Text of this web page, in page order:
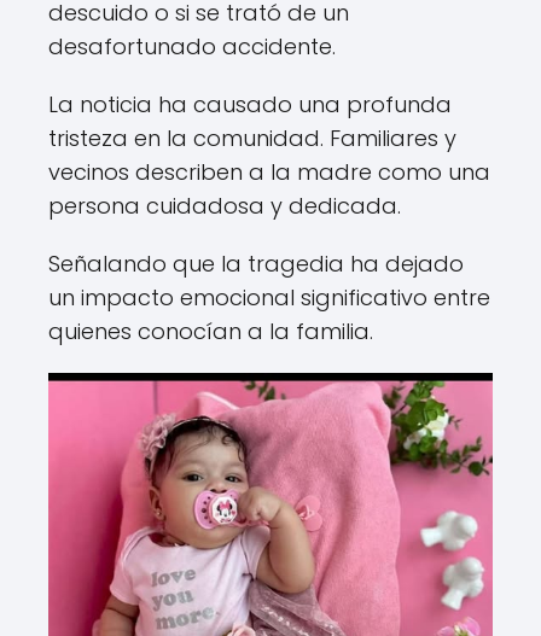
descuido o si se trató de un
desafortunado accidente.
La noticia ha causado una profunda
tristeza en la comunidad. Familiares y
vecinos describen a la madre como una
persona cuidadosa y dedicada.
Señalando que la tragedia ha dejado
un impacto emocional significativo entre
quienes conocían a la familia.